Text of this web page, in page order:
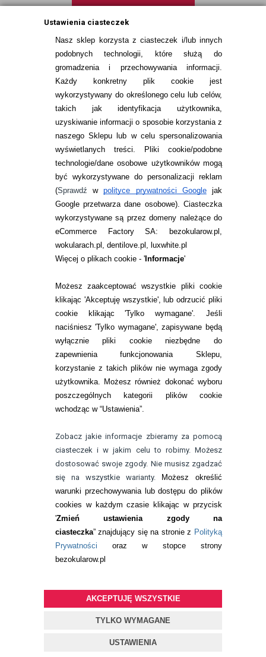
Ustawienia ciasteczek
Nasz sklep korzysta z ciasteczek i/lub innych
podobnych technologii, które służą do
gromadzenia i przechowywania informacji.
Każdy konkretny plik cookie jest
wykorzystywany do określonego celu lub celów,
takich jak identyfikacja użytkownika,
uzyskiwanie informacji o sposobie korzystania z
naszego Sklepu lub w celu spersonalizowania
wyświetlanych treści.
Pliki cookie/podobne
technologie/dane osobowe użytkowników mogą
być wykorzystywane do personalizacji reklam
(Sprawdźwpolityce prywatności Googlejak
Google przetwarza dane osobowe). Ciasteczka
wykorzystywane są przez domeny należące do
eCommerce Factory SA: bezokularow.pl,
wokularach.pl, dentilove.pl, luxwhite.pl
Więcej o plikach cookie - 'Informacje'
Możesz zaakceptować wszystkie pliki cookie
klikając 'Akceptuję wszystkie', lub odrzucić pliki
cookie klikając 'Tylko wymagane'. Jeśli
naciśniesz 'Tylko wymagane', zapisywane będą
wyłącznie pliki cookie niezbędne do
zapewnienia funkcjonowania Sklepu,
korzystanie z takich plików nie wymaga zgody
użytkownika. Możesz również dokonać wyboru
poszczególnych kategorii plików cookie
wchodząc w “Ustawienia”.
Zobacz jakie informacje zbieramy za pomocą
ciasteczek i w jakim celu to robimy. Możesz
dostosować swoje zgody. Nie musisz zgadzać
się na wszystkie warianty.
Możesz określić
warunki przechowywania lub dostępu do plików
cookies w każdym czasie klikając w przycisk
'Zmień ustawienia zgody na
ciasteczka” znajdujący się na stronie z Polityką
Prywatności oraz w stopce strony
bezokularow.pl
AKCEPTUJĘ WSZYSTKIE
TYLKO WYMAGANE
USTAWIENIA
INFORMACJE KONTAKTOWE
JAK ZAMAWIAĆ?
ZWROTY I REKLAMACJA
WARUNKI ZAKUPÓW
RANKINGI SOCZEWEK
SOCZEWKI KOLOROWE
Zwrot (odstąpienie od umowy)
ZMIEŃ USTAWIENIA ZGODY NA CIASTECZKA
KONTAKT
telefon:
22 113 44 42
telefon:
732 08 08 72
kontakt@bezokularow.pl
BEZOKULARÓW.PL | soczewki kontaktowe i płyny